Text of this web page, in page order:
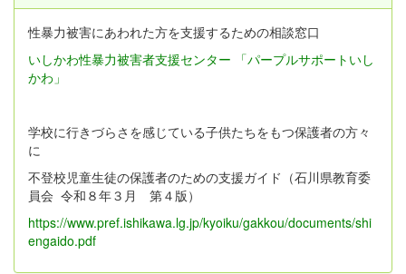
性暴力被害にあわれた方を支援するための相談窓口
いしかわ性暴力被害者支援センター 「パープルサポートいし
かわ」
学校に行きづらさを感じている子供たちをもつ保護者の方々
に
不登校児童生徒の保護者のための支援ガイド（石川県教育委
員会 令和８年３月 第４版）
https://www.pref.ishikawa.lg.jp/kyoiku/gakkou/documents/shi
engaido.pdf